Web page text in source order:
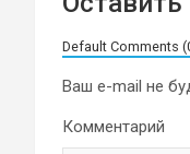
Default Comments
Ваш e-mail не
Комментарий